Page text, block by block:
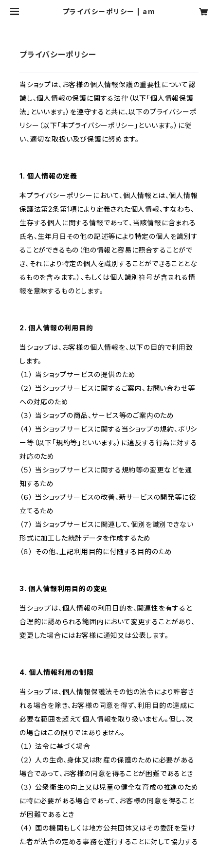
プライバシーポリシー | am
プライバシーポリシー
当ショップは、お客様の個人情報保護の重要性について認
識し、個人情報の保護に関する法律（以下「個人情報保護
法」といいます。）を遵守すると共に、以下のプライバシーポ
リシー（以下「本プライバシーポリシー」といいます。）に従
い、適切な取扱い及び保護に努めます。
1. 個人情報の定義
本プライバシーポリシーにおいて、個人情報とは、個人情報
保護法第2条第1項により定義された個人情報、すなわち、
生存する個人に関する情報であって、当該情報に含まれる
氏名、生年月日その他の記述等により特定の個人を識別す
ることができるもの（他の情報と容易に照合することがで
き、それにより特定の個人を識別することができることとな
るものを含みます。）、もしくは個人識別符号が含まれる情
報を意味するものとします。
2. 個人情報の利用目的
当ショップは、お客様の個人情報を、以下の目的で利用致
します。
（１） 当ショップサービスの提供のため
（２） 当ショップサービスに関するご案内、お問い合わせ等
への対応のため
（３） 当ショップの商品、サービス等のご案内のため
（４） 当ショップサービスに関する当ショップの規約、ポリシ
ー等（以下「規約等」といいます。）に違反する行為に対する
対応のため
（５） 当ショップサービスに関する規約等の変更などを通
知するため
（６） 当ショップサービスの改善、新サービスの開発等に役
立てるため
（７） 当ショップサービスに関連して、個別を識別できない
形式に加工した統計データを作成するため
（８） その他、上記利用目的に付随する目的のため
3. 個人情報利用目的の変更
当ショップは、個人情報の利用目的を、関連性を有すると
合理的に認められる範囲内において変更することがあり、
変更した場合にはお客様に通知又は公表します。
4. 個人情報利用の制限
当ショップは、個人情報保護法その他の法令により許容さ
れる場合を除き、お客様の同意を得ず、利用目的の達成に
必要な範囲を超えて個人情報を取り扱いません。但し、次
の場合はこの限りではありません。
（１） 法令に基づく場合
（２） 人の生命、身体又は財産の保護のために必要がある
場合であって、お客様の同意を得ることが困難であるとき
（３） 公衆衛生の向上又は児童の健全な育成の推進のため
に特に必要がある場合であって、お客様の同意を得ること
が困難であるとき
（４） 国の機関もしくは地方公共団体又はその委託を受け
た者が法令の定める事務を遂行することに対して協力する